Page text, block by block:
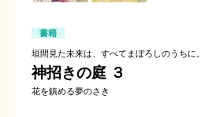
書籍
垣間見た未来は、すべてまぼろしのうちに。
神招きの庭 ３
花を鎮める夢のさき